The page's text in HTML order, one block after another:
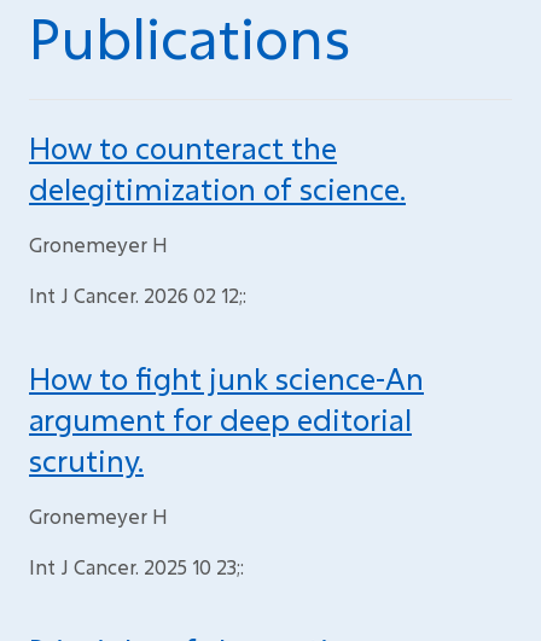
Publications
How to counteract the
delegitimization of science.
Gronemeyer H
Int J Cancer. 2026 02 12;:
How to fight junk science-An
argument for deep editorial
scrutiny.
Gronemeyer H
Int J Cancer. 2025 10 23;: